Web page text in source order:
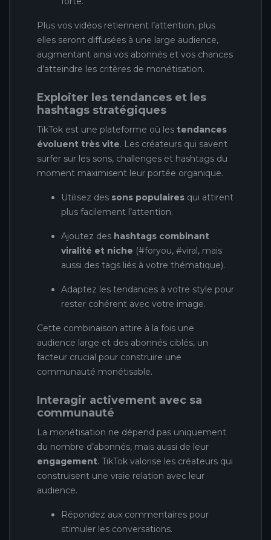
Plus vos vidéos retiennent l’attention, plus
elles seront diffusées à une large audience,
augmentant ainsi vos abonnés et vos chances
d’atteindre les critères de monétisation.
Exploiter les tendances et les
hashtags stratégiques
TikTok est une plateforme où les tendances
évoluent très vite. Les créateurs qui savent
surfer sur les sons, challenges et hashtags du
moment maximisent leur portée organique.
Utilisez des sons populaires qui attirent
plus facilement l’attention.
Ajoutez des hashtags combinant
viralité et niche (#foryou, #viral, mais
aussi des tags liés à votre thématique).
Adaptez les tendances à votre style pour
rester cohérent avec votre image.
Cette combinaison attire à la fois une
audience large et des abonnés ciblés, un
facteur crucial pour construire une
communauté monétisable.
Interagir activement avec sa
communauté
La monétisation ne dépend pas uniquement
du nombre d’abonnés, mais aussi de leur
engagement. TikTok valorise les créateurs qui
construisent une vraie relation avec leur
audience.
Répondez aux commentaires pour
stimuler les conversations.